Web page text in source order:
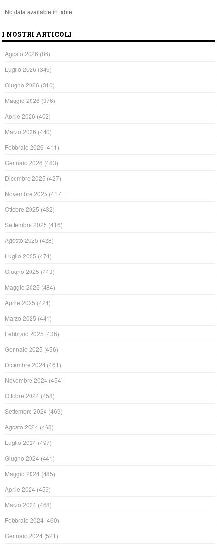
No data available in table
I NOSTRI ARTICOLI
Agosto 2026 (86)
Luglio 2026 (346)
Giugno 2026 (316)
Maggio 2026 (376)
Aprile 2026 (402)
Marzo 2026 (440)
Febbraio 2026 (411)
Gennaio 2026 (483)
Dicembre 2025 (427)
Novembre 2025 (417)
Ottobre 2025 (432)
Settembre 2025 (416)
Agosto 2025 (428)
Luglio 2025 (474)
Giugno 2025 (443)
Maggio 2025 (484)
Aprile 2025 (424)
Marzo 2025 (441)
Febbraio 2025 (436)
Gennaio 2025 (456)
Dicembre 2024 (461)
Novembre 2024 (454)
Ottobre 2024 (458)
Settembre 2024 (469)
Agosto 2024 (468)
Luglio 2024 (497)
Giugno 2024 (441)
Maggio 2024 (485)
Aprile 2024 (456)
Marzo 2024 (468)
Febbraio 2024 (460)
Gennaio 2024 (521)